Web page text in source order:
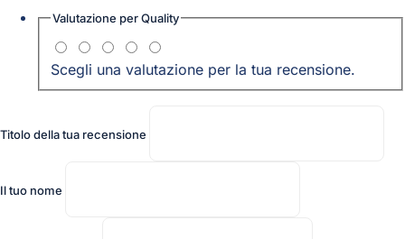
Valutazione perQuality
Scegli una valutazione per la tua recensione.
Titolo della tua recensione
Il tuo nome